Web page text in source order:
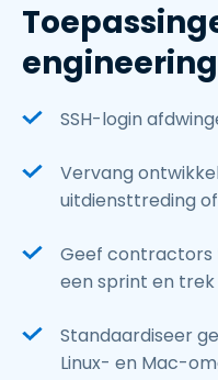
engineering
SSH-login
Vervang
uitdiensttreding
Geef contractors
een sprint en
Standaardiseer
Linux- en Mac-